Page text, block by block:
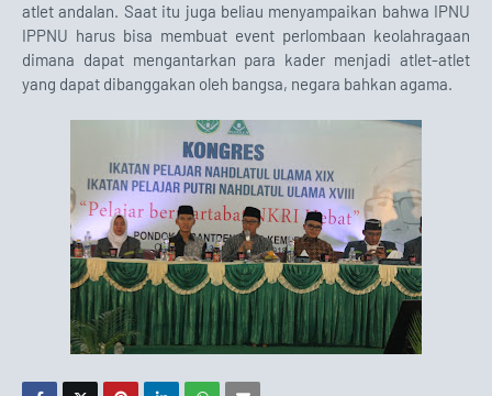
atlet andalan. Saat itu juga beliau menyampaikan bahwa IPNU
IPPNU harus bisa membuat event perlombaan keolahragaan
dimana dapat mengantarkan para kader menjadi atlet-atlet
yang dapat dibanggakan oleh bangsa, negara bahkan agama.